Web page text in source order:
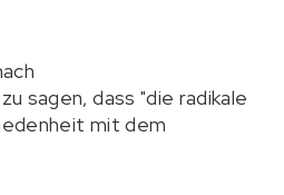
sagen, dass "die radikale
mit dem